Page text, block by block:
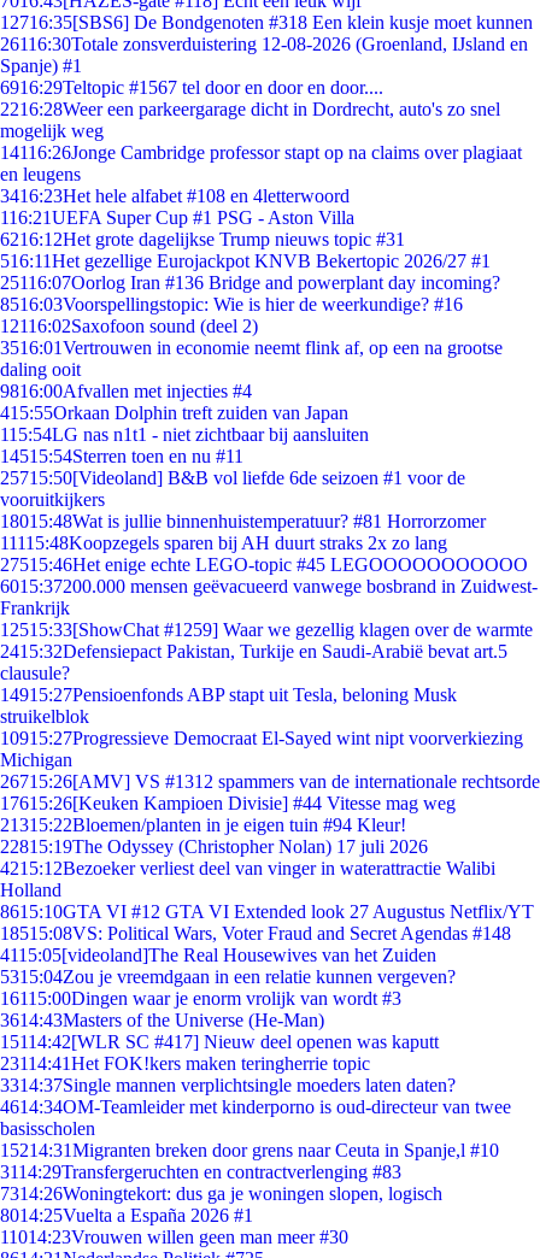
12716:35[SBS6] De Bondgenoten #318 Een klein kusje moet kunnen
26116:30Totale zonsverduistering 12-08-2026 (Groenland, IJsland en
Spanje) #1
6916:29Teltopic #1567 tel door en door en door....
2216:28Weer een parkeergarage dicht in Dordrecht, auto's zo snel
mogelijk weg
14116:26Jonge Cambridge professor stapt op na claims over plagiaat
en leugens
3416:23Het hele alfabet #108 en 4letterwoord
116:21UEFA Super Cup #1 PSG - Aston Villa
6216:12Het grote dagelijkse Trump nieuws topic #31
516:11Het gezellige Eurojackpot KNVB Bekertopic 2026/27 #1
25116:07Oorlog Iran #136 Bridge and powerplant day incoming?
8516:03Voorspellingstopic: Wie is hier de weerkundige? #16
12116:02Saxofoon sound (deel 2)
3516:01Vertrouwen in economie neemt flink af, op een na grootse
daling ooit
9816:00Afvallen met injecties #4
415:55Orkaan Dolphin treft zuiden van Japan
115:54LG nas n1t1 - niet zichtbaar bij aansluiten
14515:54Sterren toen en nu #11
25715:50[Videoland] B&B vol liefde 6de seizoen #1 voor de
vooruitkijkers
18015:48Wat is jullie binnenhuistemperatuur? #81 Horrorzomer
11115:48Koopzegels sparen bij AH duurt straks 2x zo lang
27515:46Het enige echte LEGO-topic #45 LEGOOOOOOOOOOO
6015:37200.000 mensen geëvacueerd vanwege bosbrand in Zuidwest-
Frankrijk
12515:33[ShowChat #1259] Waar we gezellig klagen over de warmte
2415:32Defensiepact Pakistan, Turkije en Saudi-Arabië bevat art.5
clausule?
14915:27Pensioenfonds ABP stapt uit Tesla, beloning Musk
struikelblok
10915:27Progressieve Democraat El-Sayed wint nipt voorverkiezing
Michigan
26715:26[AMV] VS #1312 spammers van de internationale rechtsorde
17615:26[Keuken Kampioen Divisie] #44 Vitesse mag weg
21315:22Bloemen/planten in je eigen tuin #94 Kleur!
22815:19The Odyssey (Christopher Nolan) 17 juli 2026
4215:12Bezoeker verliest deel van vinger in waterattractie Walibi
Holland
8615:10GTA VI #12 GTA VI Extended look 27 Augustus Netflix/YT
18515:08VS: Political Wars, Voter Fraud and Secret Agendas #148
4115:05[videoland]The Real Housewives van het Zuiden
5315:04Zou je vreemdgaan in een relatie kunnen vergeven?
16115:00Dingen waar je enorm vrolijk van wordt #3
3614:43Masters of the Universe (He-Man)
15114:42[WLR SC #417] Nieuw deel openen was kaputt
23114:41Het FOK!kers maken teringherrie topic
3314:37Single mannen verplichtsingle moeders laten daten?
4614:34OM-Teamleider met kinderporno is oud-directeur van twee
basisscholen
15214:31Migranten breken door grens naar Ceuta in Spanje,l #10
3114:29Transfergeruchten en contractverlenging #83
7314:26Woningtekort: dus ga je woningen slopen, logisch
8014:25Vuelta a España 2026 #1
11014:23Vrouwen willen geen man meer #30